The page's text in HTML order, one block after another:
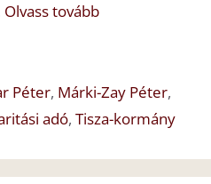
Olvass tovább
Péter, Márki-Zay Péter,
adó, Tisza-kormány